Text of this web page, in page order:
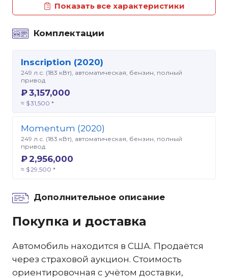
Показать все характеристики
Комплектации
Inscription (2020)
249 л.с. (183 кВт), автоматическая, бензин, полный
привод
₽ 3,157,000
≈ $ 31,500 *
Momentum (2020)
249 л.с. (183 кВт), автоматическая, бензин, полный
привод
₽ 2,956,000
≈ $ 29,500 *
Дополнительное описание
Покупка и доставка
Автомобиль находится в США. Продаётся
через страховой аукцион. Стоимость
ориентировочная с учётом доставки,